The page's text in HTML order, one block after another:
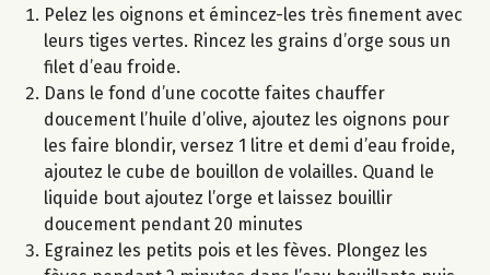
Pelez les oignons et émincez-les très finement avec
leurs tiges vertes. Rincez les grains d’orge sous un
filet d’eau froide.
Dans le fond d’une cocotte faites chauffer
doucement l’huile d’olive, ajoutez les oignons pour
les faire blondir, versez 1 litre et demi d’eau froide,
ajoutez le cube de bouillon de volailles. Quand le
liquide bout ajoutez l’orge et laissez bouillir
doucement pendant 20 minutes
Egrainez les petits pois et les fèves. Plongez les